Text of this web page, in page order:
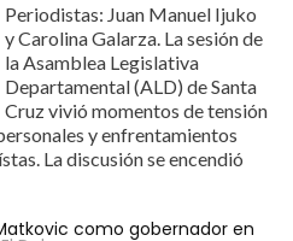
Periodistas: Juan Manuel Ijuko
y Carolina Galarza. La sesión de
la Asamblea Legislativa
Departamental (ALD) de Santa
Cruz vivió momentos de tensión
y enfrentamientos
La discusión se encendió
como gobernador en